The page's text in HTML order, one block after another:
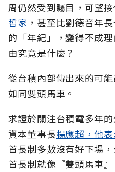
周仍然受到矚目，可望
哲家 ，甚至比劉德音年
的「年紀」，變得不成
由究竟是什麼？
從台積內部傳出來的可
如同雙頭馬車。
求證於關注台積電多年
資本董事長楊應超，他
首長制多數沒有好下場
首長制就像『雙頭馬車